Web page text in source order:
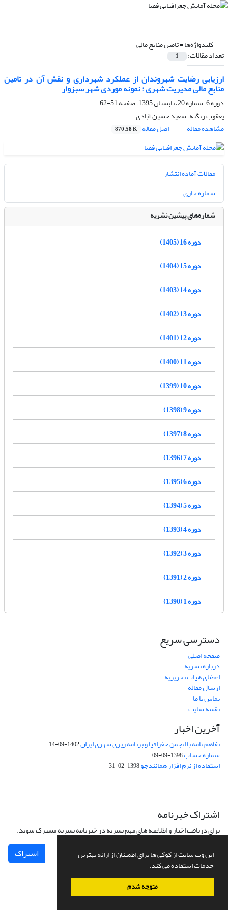
این وب سایت از کوکی ها برای اطمینان از ارائه بهترین
خدمات استفاده می کند.
متوجه شدم
کلیدواژه‌ها =تامین منابع مالی
تعداد مقالات: 1
ارزیابی رضایت شهروندان از عملکرد شهرداری و نقش آن در تامین
منابع مالی مدیریت شهری : نمونه موردی شهر سبزوار
دوره 6، شماره 20، تابستان 1395، صفحه
51-62
یعقوب زنگنه، سعید حسین آبادی
مشاهده مقاله
اصل مقاله 870.58 K
مقالات آماده انتشار
شماره جاری
شماره‌های پیشین نشریه
دوره 16 (1405)
دوره 15 (1404)
دوره 14 (1403)
دوره 13 (1402)
دوره 12 (1401)
دوره 11 (1400)
دوره 10 (1399)
دوره 9 (1398)
دوره 8 (1397)
دوره 7 (1396)
دوره 6 (1395)
دوره 5 (1394)
دوره 4 (1393)
دوره 3 (1392)
دوره 2 (1391)
دوره 1 (1390)
دسترسی سریع
صفحه اصلی
درباره نشریه
اعضای هیات تحریریه
ارسال مقاله
تماس با ما
نقشه سایت
آخرین اخبار
تفاهم نامه با انجمن جغرافیا و برنامه ریزی شهری ایران1402-09-14
شماره حساب1398-09-09
استفاده از نرم افزار همانندجو1398-02-31
اشتراک خبرنامه
برای دریافت اخبار و اطلاعیه های مهم نشریه در خبرنامه نشریه مشترک شوید.
اشتراک
سامانه مدیریت نشریات علمی.طراحی و پیاده سازی ازسیناوب